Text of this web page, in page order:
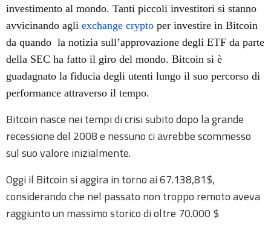
investimento al mondo. Tanti piccoli investitori si stanno
avvicinando agli exchange crypto per investire in Bitcoin
da quando la notizia sull’approvazione degli ETF da parte
della SEC ha fatto il giro del mondo. Bitcoin si è
guadagnato la fiducia degli utenti lungo il suo percorso di
performance attraverso il tempo.
Bitcoin nasce nei tempi di crisi subito dopo la grande
recessione del 2008 e nessuno ci avrebbe scommesso
sul suo valore inizialmente.
Oggi il Bitcoin si aggira in torno ai 67.138,81$,
considerando che nel passato non troppo remoto aveva
raggiunto un massimo storico di oltre 70.000 $